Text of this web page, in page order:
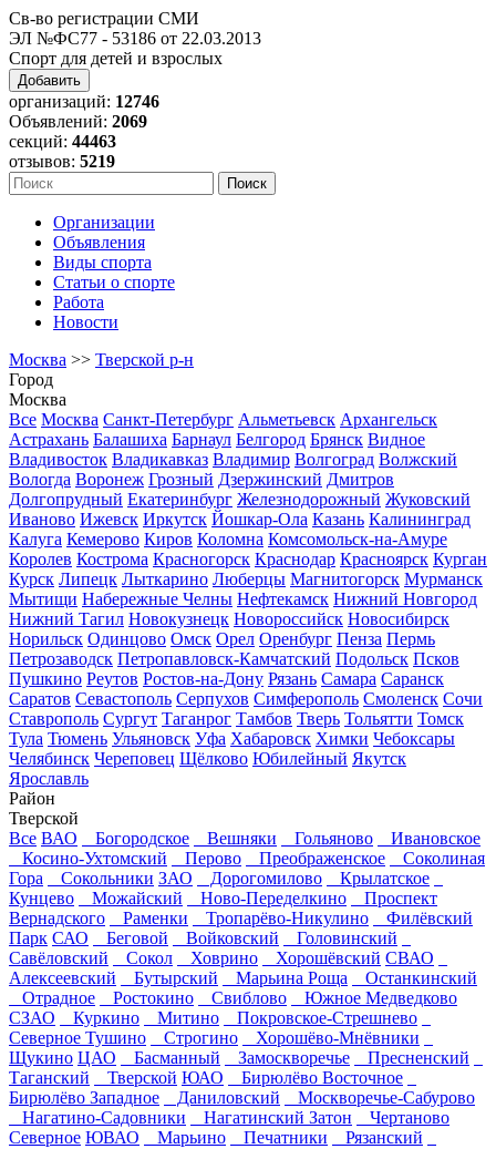
Св-во регистрации СМИ
ЭЛ №ФС77 - 53186 от 22.03.2013
Спорт для детей и взрослых
Добавить
организаций: 12746
Объявлений: 2069
секций: 44463
отзывов: 5219
Организации
Объявления
Виды спорта
Статьи о спорте
Работа
Новости
Москва >> Тверской р-н
Город
Москва
Все Москва Санкт-Петербург Альметьевск Архангельск
Астрахань Балашиха Барнаул Белгород Брянск Видное
Владивосток Владикавказ Владимир Волгоград Волжский
Вологда Воронеж Грозный Дзержинский Дмитров
Долгопрудный Екатеринбург Железнодорожный Жуковский
Иваново Ижевск Иркутск Йошкар-Ола Казань Калининград
Калуга Кемерово Киров Коломна Комсомольск-на-Амуре
Королев Кострома Красногорск Краснодар Красноярск Курган
Курск Липецк Лыткарино Люберцы Магнитогорск Мурманск
Мытищи Набережные Челны Нефтекамск Нижний Новгород
Нижний Тагил Новокузнецк Новороссийск Новосибирск
Норильск Одинцово Омск Орел Оренбург Пенза Пермь
Петрозаводск Петропавловск-Камчатский Подольск Псков
Пушкино Реутов Ростов-на-Дону Рязань Самара Саранск
Саратов Севастополь Серпухов Симферополь Смоленск Сочи
Ставрополь Сургут Таганрог Тамбов Тверь Тольятти Томск
Тула Тюмень Ульяновск Уфа Хабаровск Химки Чебоксары
Челябинск Череповец Щёлково Юбилейный Якутск
Ярославль
Район
Тверской
Все ВАО Богородское Вешняки Гольяново
Ивановское
Косино-Ухтомский
Перово Преображенское
Соколиная
Гора
Сокольники ЗАО Дорогомилово
Крылатское
Кунцево
Можайский Ново-Переделкино
Проспект
Вернадского
Раменки Тропарёво-Никулино
Филёвский
Парк САО Беговой Войковский
Головинский
Савёловский
Сокол Ховрино Хорошёвский СВАО
Алексеевский
Бутырский Марьина Роща
Останкинский
Отрадное
Ростокино Свиблово
Южное Медведково
СЗАО
Куркино Митино
Покровское-Стрешнево
Северное Тушино
Строгино
Хорошёво-Мнёвники
Щукино ЦАО Басманный Замоскворечье
Пресненский
Таганский
Тверской ЮАО
Бирюлёво Восточное
Бирюлёво Западное
Даниловский
Москворечье-Сабурово
Нагатино-Садовники
Нагатинский Затон
Чертаново
Северное ЮВАО Марьино Печатники
Рязанский